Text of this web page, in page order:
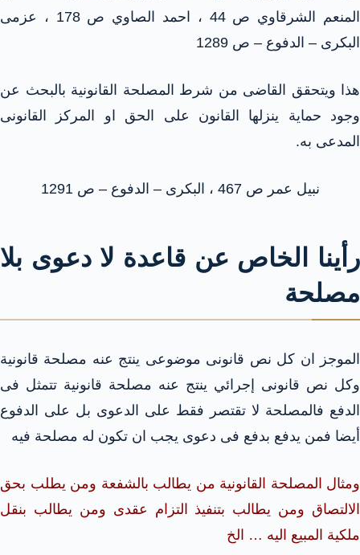
المنعم الشرقاوي ص 44 ، احمد الصاوي ص 178 ، عزمى
البكرى – الدفوع – ص 1289
هذا ويتحقق القاضى من شرط المصلحة القانونية بالبحث عن
وجود حماية ينزلها القانون على الحق او المركز القانونى
المدعى به.
نبيل عمر ص 467 ، البكرى – الدفوع – ص 1291
رأينا الخاص عن قاعدة لا دعوى بلا
مصلحة
الموجز ان كل نص قانونى موضوعى ينتج عنه مصلحة قانونية
وكل نص قانونى إجرائي ينتج عنه مصلحة قانونية تتمثل فى
الدفع فالمصلحة لا تقتصر فقط على الدعوى بل على الدفوع
أيضا فمن يدفع بدفع فى دعوى يجب ان تكون له مصلحة فيه
ومثال المصلحة القانونية من يطالب بالشفعة ومن يطلب بحق
الالتصاق ومن يطالب بتنفيذ التزام عقدى ومن يطالب بنقل
ملكية المبيع اليه … الخ